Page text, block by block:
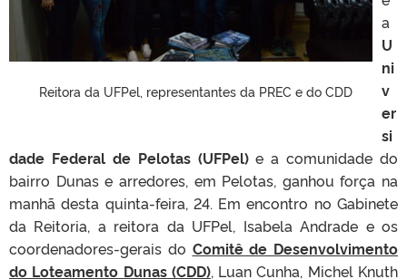
Reitora da UFPel, representantes da PREC e do CDD
a
U
ni
v
er
si
dade Federal de Pelotas (UFPel)e a comunidade do
bairro Dunas e arredores, em Pelotas, ganhou força na
manhã desta quinta-feira, 24. Em encontro no Gabinete
da Reitoria, a reitora da UFPel, Isabela Andrade e os
coordenadores-gerais do Comitê de Desenvolvimento
do Loteamento Dunas (CDD), Luan Cunha, Michel Knuth